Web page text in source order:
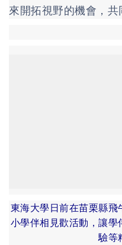
來開拓視野的機會，共
東海大學日前在苗栗縣
小學伴相見歡活動，讓
驗等